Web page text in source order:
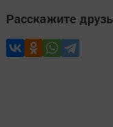
Расскажите